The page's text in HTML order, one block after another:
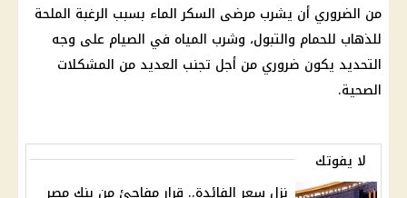
من الضروري أن يشرب مرضى السكرالماء بسبب الرغبة الملحة
للذهاب للحمام والتبول، وشرب المياه في الصيام على وجه
التحديد يكون ضروري من أجل تجنب العديد من المشكلات
الصحية.
لا يفوتك
نزل سعر الفائدة.. قرار مفاجئ من بنك مصر